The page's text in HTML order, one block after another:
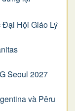
Đại Hội Giáo Lý
Seoul 2027
và Pêru